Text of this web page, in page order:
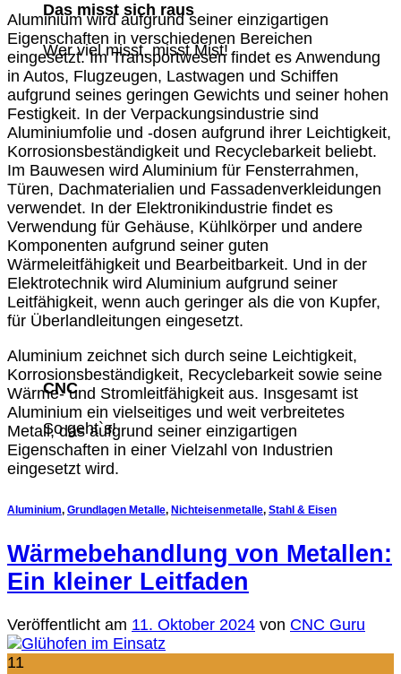
Das misst sich raus
Wer viel misst, misst Mist!
CNC
So geht`s!
Aluminium wird aufgrund seiner einzigartigen
Eigenschaften in verschiedenen Bereichen
eingesetzt. Im Transportwesen findet es Anwendung
in Autos, Flugzeugen, Lastwagen und Schiffen
aufgrund seines geringen Gewichts und seiner hohen
Festigkeit. In der Verpackungsindustrie sind
Aluminiumfolie und -dosen aufgrund ihrer Leichtigkeit,
Korrosionsbeständigkeit und Recyclebarkeit beliebt.
Im Bauwesen wird Aluminium für Fensterrahmen,
Türen, Dachmaterialien und Fassadenverkleidungen
verwendet. In der Elektronikindustrie findet es
Verwendung für Gehäuse, Kühlkörper und andere
Komponenten aufgrund seiner guten
Wärmeleitfähigkeit und Bearbeitbarkeit. Und in der
Elektrotechnik wird Aluminium aufgrund seiner
Leitfähigkeit, wenn auch geringer als die von Kupfer,
für Überlandleitungen eingesetzt.
Aluminium zeichnet sich durch seine Leichtigkeit,
Korrosionsbeständigkeit, Recyclebarkeit sowie seine
Wärme- und Stromleitfähigkeit aus. Insgesamt ist
Aluminium ein vielseitiges und weit verbreitetes
Metall, das aufgrund seiner einzigartigen
Eigenschaften in einer Vielzahl von Industrien
eingesetzt wird.
Aluminium, Grundlagen Metalle, Nichteisenmetalle, Stahl & Eisen
Wärmebehandlung von Metallen:
Ein kleiner Leitfaden
Veröffentlicht am 11. Oktober 2024 von CNC Guru
11